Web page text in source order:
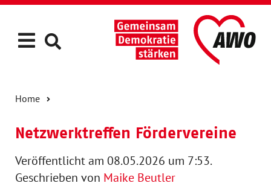
Home
Netzwerktreffen Fördervereine
Veröffentlicht am 08.05.2026 um 7:53.
Geschrieben von Maike Beutler